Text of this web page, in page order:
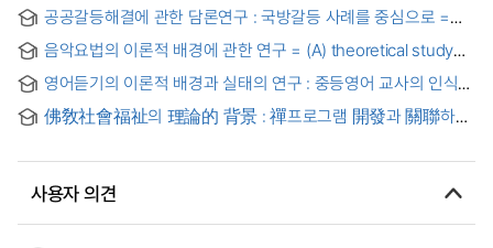
공공갈등해결에 관한 담론연구 : 국방갈등 사례를 중심으로 =
Focusing on the Cases of National Defense Conflict-
음악요법의 이론적 배경에 관한 연구 = (A) theoretical study
영어듣기의 이론적 배경과 실태의 연구 : 중등영어 교사의 인식을
중심으로 = (The) theoretical background of english
listening and the study of the realities : centering the
佛敎社會福祉의 理論的 背景 : 禪프로그램 開發과 關聯하여
사용자 의견